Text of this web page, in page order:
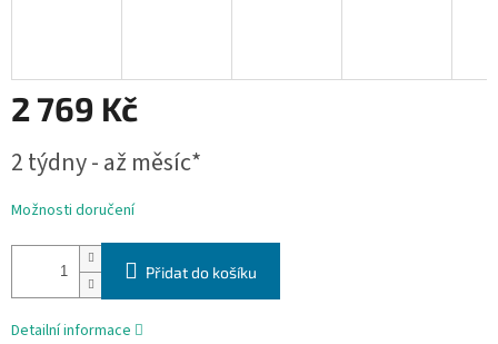
2 769 Kč
cena:
2 týdny - až měsíc*
Možnosti doručení
Přidat do košíku
Detailní informace